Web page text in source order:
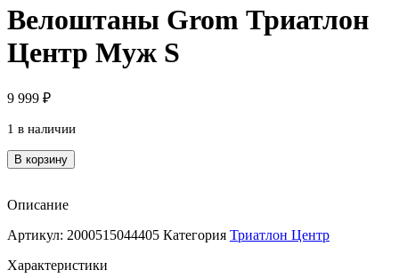
Велоштаны Grom Триатлон
Центр Муж S
9 999 ₽
1 в наличии
Количество
товара
Grom
Центр
S
В корзину
Описание
Артикул: 2000515044405 Категория Триатлон Центр
Характеристики